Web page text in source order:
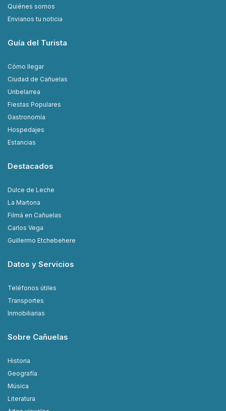
Quiénes somos
Envianos tu noticia
Guía del Turista
Cómo llegar
Ciudad de Cañuelas
Uribelarrea
Fiestas Populares
Gastronomía
Hospedajes
Estancias
Destacados
Dulce de Leche
La Martona
Filmá en Cañuelas
Carlos Vega
Guillermo Etchebehere
Datos y Servicios
Teléfonos útiles
Transportes
Inmobiliarias
Sobre Cañuelas
Historia
Geografía
Música
Literatura